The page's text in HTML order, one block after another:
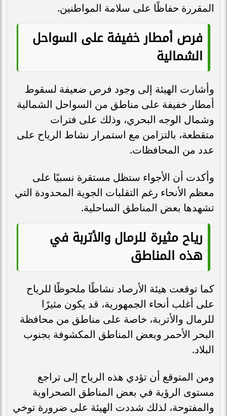
المقررة حفاظًا على سلامة المواطنين.
فرص أمطار خفيفة على السواحل
الشمالية
وأشارت الهيئة إلى وجود فرص ضعيفة لسقوط
أمطار خفيفة على مناطق من السواحل الشمالية
وشمال الوجه البحري، وذلك على فترات
متقطعة، بالتزامن مع استمرار نشاط الرياح على
عدد من المحافظات.
وأكدت أن الأجواء ستظل مستقرة نسبيًا على
معظم الأنحاء رغم التقلبات الجوية المحدودة التي
تشهدها بعض المناطق الساحلية.
رياح مثيرة للرمال والأتربة في
هذه المناطق
كما توقعت هيئة الأرصاد نشاطًا ملحوظًا للرياح
على أغلب أنحاء الجمهورية، قد يكون مثيرًا
للرمال والأتربة، خاصة على مناطق من محافظة
البحر الأحمر وبعض المناطق المكشوفة بجنوب
البلاد.
ومن المتوقع أن تؤدي هذه الرياح إلى تراجع
مستوى الرؤية في بعض المناطق الصحراوية
والمفتوحة، لذلك شددت الهيئة على ضرورة توخي